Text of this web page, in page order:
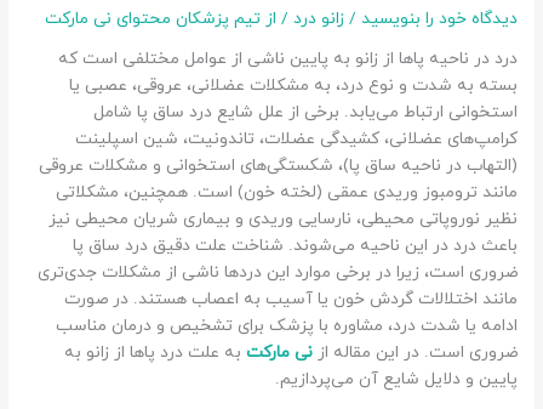
دیدگاه‌ خود را بنویسید / زانو درد / از تیم پزشکان محتوای نی مارکت
درد در ناحیه پاها از زانو به پایین ناشی از عوامل مختلفی است که
بسته به شدت و نوع درد، به مشکلات عضلانی، عروقی، عصبی یا
استخوانی ارتباط می‌یابد. برخی از علل شایع درد ساق پا شامل
کرامپ‌های عضلانی، کشیدگی عضلات، تاندونیت، شین اسپلینت
(التهاب در ناحیه ساق پا)، شکستگی‌های استخوانی و مشکلات عروقی
مانند ترومبوز وریدی عمقی (لخته خون) است. همچنین، مشکلاتی
نظیر نوروپاتی محیطی، نارسایی وریدی و بیماری شریان محیطی نیز
باعث درد در این ناحیه می‌شوند. شناخت علت دقیق درد ساق پا
ضروری است، زیرا در برخی موارد این دردها ناشی از مشکلات جدی‌تری
مانند اختلالات گردش خون یا آسیب به اعصاب هستند. در صورت
ادامه یا شدت درد، مشاوره با پزشک برای تشخیص و درمان مناسب
ضروری است. در این مقاله ازنی مارکت به علت درد پاها از زانو به
پایین و دلایل شایع آن می‌پردازیم.